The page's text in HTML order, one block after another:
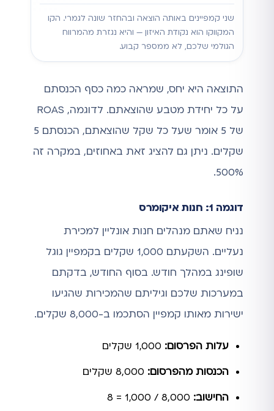
שני קמפיינים באותה הוצאה ובהחזר שונה לגמרי. הקו
המקווקו הוא נקודת האיזון — והיא נגזרת מהמרווח
הגולמי שלכם, לא ממספר קבוע.
התוצאה היא יחס, שמראה כמה כסף הכנסתם
על כל יחידת מטבע שהוצאתם. לדוגמה, ROAS
של 5 אומר שעל כל שקל שהוצאתם, הכנסתם 5
שקלים. ניתן גם להציג זאת באחוזים, במקרה זה
500%.
דוגמה 1: חנות איקומרס
נניח שאתם מנהלים חנות אונליין למכירת
נעליים. השקעתם 1,000 שקלים בקמפיין גוגל
שופינג במהלך חודש. בסוף החודש, בדקתם
במערכות שלכם וגיליתם שהמכירות שהגיעו
ישירות מאותו קמפיין הסתכמו ב-8,000 שקלים.
עלות הפרסום:
הכנסות מהפרסום:
החישוב: